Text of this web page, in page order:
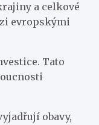
a celkové
evropskými
Tato
obavy,